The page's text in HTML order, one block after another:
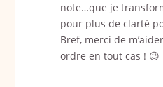
note…que je
pour plus de clarté
Bref, merci de
ordre en tout cas ! 😉